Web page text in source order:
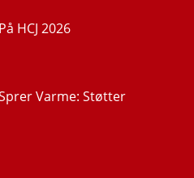
HCJ 2026
Varme: Støtter